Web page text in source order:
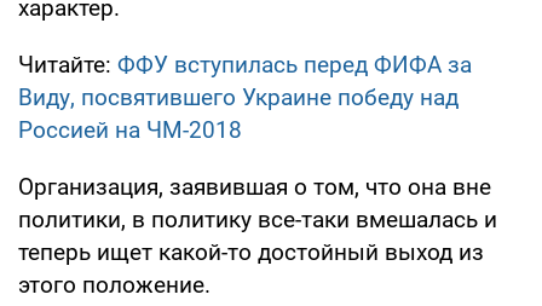
характер.
Читайте: ФФУ вступилась перед ФИФА за
Виду, посвятившего Украине победу над
Россией на ЧМ-2018
Организация, заявившая о том, что она вне
политики, в политику все-таки вмешалась и
теперь ищет какой-то достойный выход из
этого положение.